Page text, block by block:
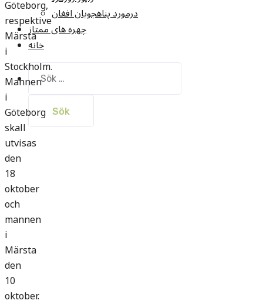
درمورد پناهجويان افغان
چهره های ممتاز
خانه
Sök
efter:
Göteborg,
respektive
Märsta
i
Stockholm.
Mannen
i
Göteborg
skall
utvisas
den
18
oktober
och
mannen
i
Märsta
den
10
oktober.